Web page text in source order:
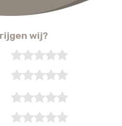
wij?